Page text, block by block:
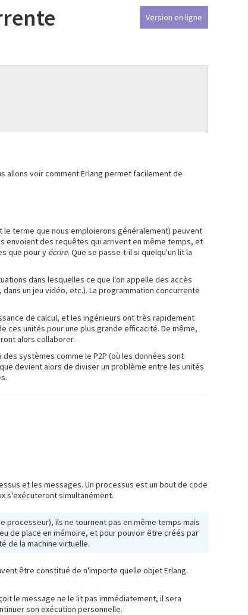
Version en ligne
allons voir comment Erlang permet facilement de
terme que nous emploierons généralement) peuvent
envoient des requêtes qui arrivent en même temps, et
que pour y écrire. Que se passe-t-il si quelqu'un lit la
dans lesquelles ce que l'on appelle des accès
un jeu vidéo, etc.). La programmation concurrente
de calcul, et les ingénieurs ont très rapidement
ces unités pour une plus grande efficacité. De même,
alors collaborer.
systèmes comme le P2P (où les données sont
devient alors de diviser un problème entre les unités
et les messages. Un processus est un bout de code
s'exécuteront simultanément.
processeur), ils ne tournent pas en même temps mais
de place en mémoire, et pour pouvoir être créés par
de la machine virtuelle.
être constitué de n'importe quelle objet Erlang.
le message ne le lit pas immédiatement, il sera
son exécution personnelle.